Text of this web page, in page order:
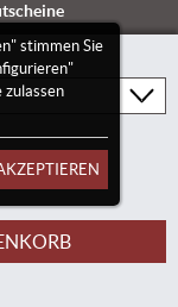
stimmen Sie
zulassen